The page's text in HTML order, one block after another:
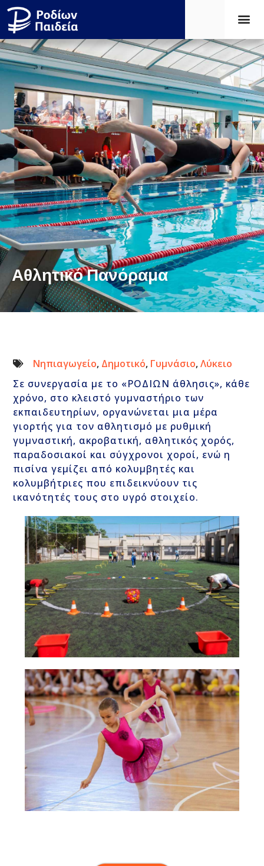
Αθλητικό Πανόραμα
Νηπιαγωγείο, Δημοτικό, Γυμνάσιο,Λύκειο
Σε συνεργασία με το «ΡΟΔΙΩΝ άθλησις», κάθε
χρόνο, στο κλειστό γυμναστήριο των
εκπαιδευτηρίων, οργανώνεται μια μέρα
γιορτής για τον αθλητισμό με ρυθμική
γυμναστική, ακροβατική, αθλητικός χορός,
παραδοσιακοί και σύγχρονοι χοροί, ενώ η
πισίνα γεμίζει από κολυμβητές και
κολυμβήτριες που επιδεικνύουν τις
ικανότητές τους στο υγρό στοιχείο.